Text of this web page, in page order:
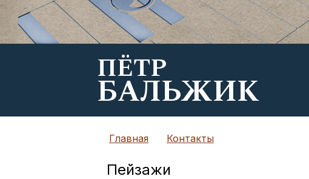
ПЁТР
БАЛЬЖИК
Главная Контакты
Пейзажи